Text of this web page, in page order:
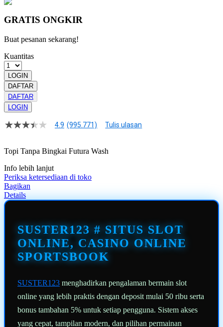
GRATIS ONGKIR
Buat pesanan sekarang!
Kuantitas
LOGIN
DAFTAR
DAFTAR
LOGIN
4.9
bintang,
rating
rata-
rata.
Read
13
Reviews.
halaman
yang
sama.
4.9 (995.771) Tulis ulasan
Topi Tanpa Bingkai Futura Wash
Info lebih lanjut
Periksa ketersediaan di toko
Bagikan
Details
SUSTER123 # SITUS SLOT
ONLINE, CASINO ONLINE
SPORTSBOOK
SUSTER123 menghadirkan pengalaman bermain slot
online yang lebih praktis dengan deposit mulai 50 ribu serta
bonus tambahan 5% untuk setiap pengguna. Sistem akses
yang cepat, tampilan modern, dan pilihan permainan